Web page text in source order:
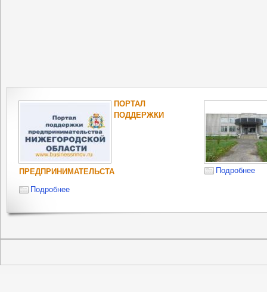
ПОРТАЛ
ПОДДЕРЖКИ
ПРЕДПРИНИМАТЕЛЬСТА
Подробнее
Подробнее